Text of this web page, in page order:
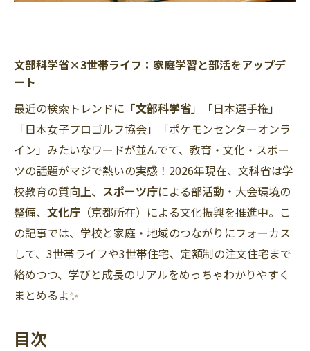
文部科学省×3世帯ライフ：家庭学習と部活をアップデ
ート
最近の検索トレンドに「文部科学省」「日本選手権」
「日本女子プロゴルフ協会」「ポケモンセンターオンラ
イン」みたいなワードが並んでて、教育・文化・スポー
ツの話題がマジで熱いの実感！2026年現在、文科省は学
校教育の質向上、 スポーツ庁による部活動・大会環境の
整備、 文化庁 （京都所在）による文化振興を推進中。こ
の記事では、学校と家庭・地域のつながりにフォーカス
して、3世帯ライフや3世帯住宅、定額制の注文住宅まで
絡めつつ、学びと成長のリアルをめっちゃわかりやすく
まとめるよ✨
目次